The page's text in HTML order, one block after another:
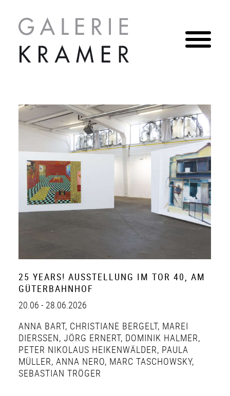
25 YEARS! AUSSTELLUNG IM TOR 40, AM
GÜTERBAHNHOF
20.06 - 28.06.2026
ANNA BART, CHRISTIANE BERGELT, MAREI
DIERSSEN , JÖRG ERNERT, DOMINIK HALMER,
PETER NIKOLAUS HEIKENWÄLDER, PAULA
MÜLLER, ANNA NERO, MARC TASCHOWSKY,
SEBASTIAN TRÖGER